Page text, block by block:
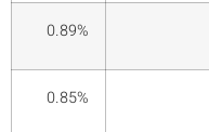
0.89%
0.85%